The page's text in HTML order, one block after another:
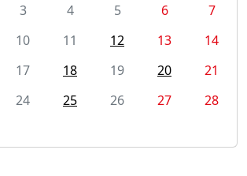
3 4 5 6
7
10 11 12 13
14
17 18 19 20
21
24 25 26 27
28